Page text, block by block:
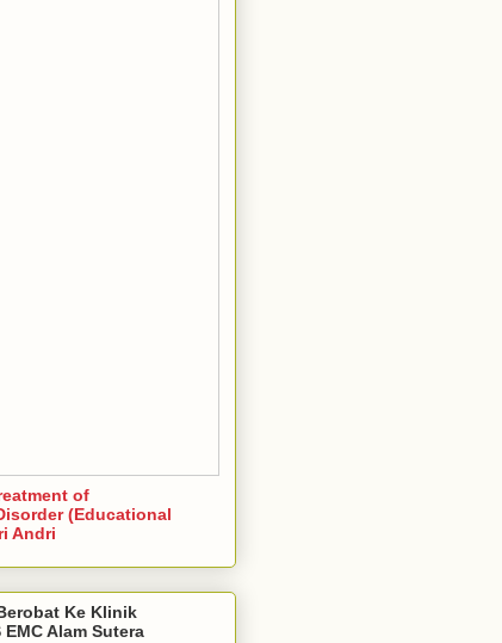
of
(Educational
Andri
Ke Klinik
Alam Sutera